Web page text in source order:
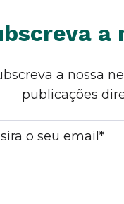
a
a nossa
publicações